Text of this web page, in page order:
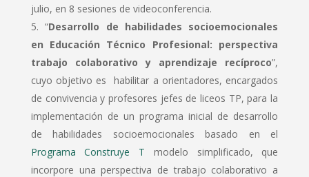
julio, en 8 sesiones de videoconferencia.
“Desarrollo de habilidades socioemocionales
en Educación Técnico Profesional: perspectiva
trabajo colaborativo y aprendizaje recíproco”,
cuyo objetivo es habilitar a orientadores, encargados
de convivencia y profesores jefes de liceos TP, para la
implementación de un programa inicial de desarrollo
de habilidades socioemocionales basado en el
Programa Construye T modelo simplificado, que
incorpore una perspectiva de trabajo colaborativo a